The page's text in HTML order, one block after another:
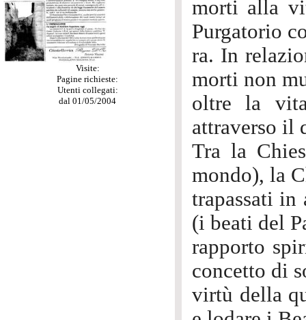
Visite:
Pagine richieste:
Utenti collegati:
dal 01/05/2004
morti alla
Purgatorio
ra. In
morti non
oltre la
attraverso il
Tra la
mondo), la
trapassati in
(i beati del
rapporto
concetto di
virtù della